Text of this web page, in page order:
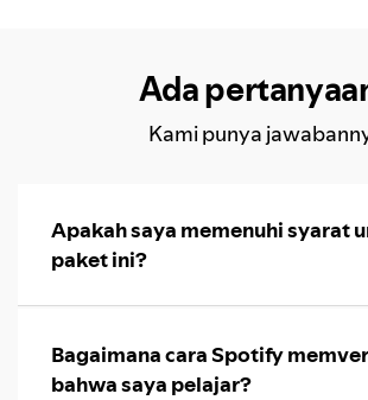
Ada
Kami punya
Apakah saya memenuhi syarat
paket ini?
Bagaimana cara Spotify
bahwa saya pelajar?